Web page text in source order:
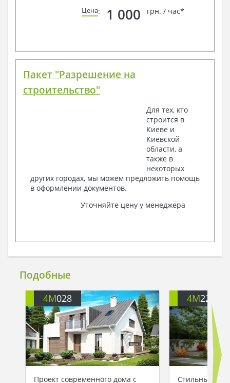
Цена: 1 000 грн. / час*
Пакет "Разрешение на
строительство"
Для тех, кто
строится в
Киеве и
Киевской
области, а
также в
некоторых
других городах, мы можем предложить помощь
в оформлении документов.
Уточняйте цену у менеджера
Подобные
4M028
Проект современного дома с
4M226
Стильный